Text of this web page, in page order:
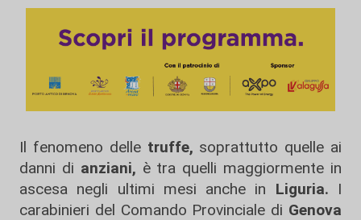
Il fenomeno delle truffe, soprattutto quelle ai
danni di anziani, è tra quelli maggiormente in
ascesa negli ultimi mesi anche in Liguria. I
carabinieri del Comando Provinciale di Genova